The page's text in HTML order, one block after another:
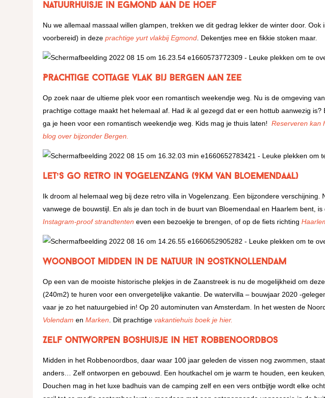
Natuurhuisje in Egmond aan de Hoef
Nu we allemaal massaal willen glampen, trekken we dit gedrag lekker de winter door.
voorbereid) in dezeprachtige yurt vlakbij Egmond . Dekentjes mee en fikkie stoken maar.
Prachtige cottage vlak bij Bergen aan Zee
Op zoek naar de ultieme plek voor een romantisch weekendje weg. Nu is de omgeving
prachtige cottage maakt het helemaal af. Had ik al gezegd dat er een hottub aanwezig
ga je heen voor een romantisch weekendje weg. Kids mag je thuis laten!Reserveren kan
blog over bijzonder Bergen.
Let’s go retro in Vogelenzang (9km van Bloemendaal)
Ik droom al helemaal weg bij deze retro villa in Vogelenzang. Een bijzondere verschijning.
vanwege de bouwstijl. En als je dan toch in de buurt van Bloemendaal en Haarlem bent,
Instagram-proof strandtenten even een bezoekje te brengen, of op de fiets richting
Woonboot midden in de natuur in Oostknollendam
Op een van de mooiste historische plekjes in de Zaanstreek is nu de mogelijkheid om
(240m2) te huren voor een onvergetelijke vakantie. De watervilla – bouwjaar 2020 -
vaar je zo het natuurgebied in! Op 20 autominuten van Amsterdam. In het westen de
Volendam enMarken . Dit prachtigevakantiehuis boek je hier.
Zelf ontworpen Boshuisje in het Robbenoordbos
Midden in het Robbenoordbos, daar waar 100 jaar geleden de vissen nog zwommen,
anders… Zelf ontworpen en gebouwd. Een houtkachel om je warm te houden, een
Douchen mag in het luxe badhuis van de camping zelf en een vers ontbijtje wordt elke